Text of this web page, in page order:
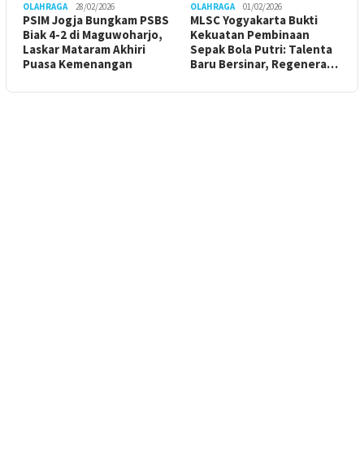
OLAHRAGA 28/02/2026
PSIM Jogja Bungkam PSBS
Biak 4-2 di Maguwoharjo,
Laskar Mataram Akhiri
Puasa Kemenangan
OLAHRAGA 01/02/2026
MLSC Yogyakarta Bukti
Kekuatan Pembinaan
Sepak Bola Putri: Talenta
Baru Bersinar, Regenera…